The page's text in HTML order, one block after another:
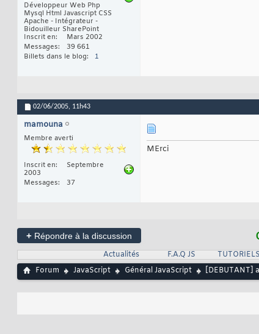
Développeur Web Php
Mysql Html Javascript CSS
Apache - Intégrateur -
Bidouilleur SharePoint
Inscrit en
Mars 2002
Messages
39 661
Billets dans le blog
1
02/06/2005, 11h43
mamouna
Membre averti
Inscrit en
Septembre
2003
Messages
37
MErci
+ Répondre à la discussion
Actualités F.A.Q JS
Forum
JavaScript Général JavaScript [DEBUTANT]